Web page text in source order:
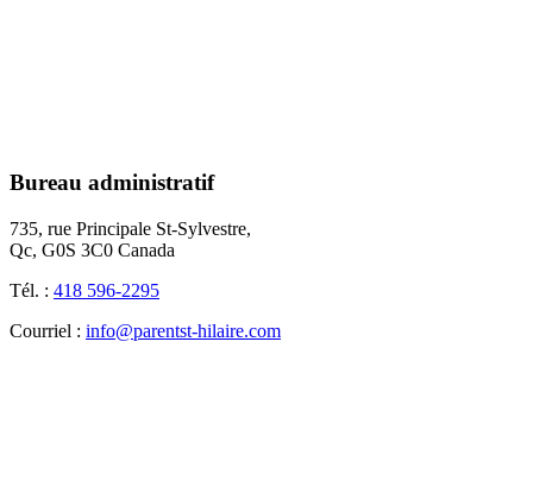
Bureau administratif
735, rue Principale St-Sylvestre,
Qc, G0S 3C0 Canada
Tél. : 418 596-2295
Courriel : info@parentst-hilaire.com